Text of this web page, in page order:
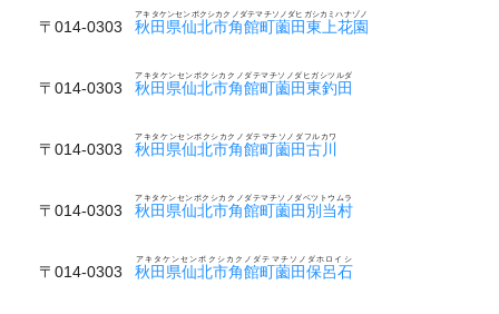
〒014-0303 秋田県仙北市角館町薗田東上花園
アキタケンセンボクシカクノダテマチソノダヒガシカミハナゾノ
〒014-0303 秋田県仙北市角館町薗田東釣田
アキタケンセンボクシカクノダテマチソノダヒガシツルダ
〒014-0303 秋田県仙北市角館町薗田古川
アキタケンセンボクシカクノダテマチソノダフルカワ
〒014-0303 秋田県仙北市角館町薗田別当村
アキタケンセンボクシカクノダテマチソノダベツトウムラ
〒014-0303 秋田県仙北市角館町薗田保呂石
アキタケンセンボクシカクノダテマチソノダホロイシ